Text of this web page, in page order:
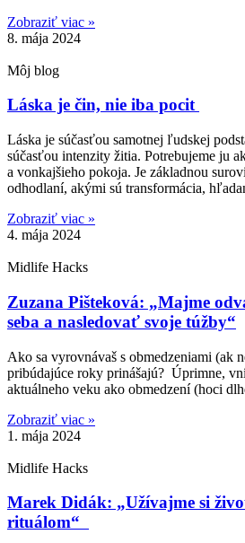
Zobraziť viac »
8. mája 2024
Môj blog
Láska je čin, nie iba pocit
Láska je súčasťou samotnej ľudskej
súčasťou intenzity žitia. Potrebujeme ju
a vonkajšieho pokoja. Je základnou
odhodlaní, akými sú transformácia,
Zobraziť viac »
4. mája 2024
Midlife Hacks
Zuzana Pišteková: „Majme
seba a nasledovať svoje túžby“
Ako sa vyrovnávaš s obmedzeniami (ak
pribúdajúce roky prinášajú? Úprimne,
aktuálneho veku ako obmedzení (hoci
Zobraziť viac »
1. mája 2024
Midlife Hacks
Marek Didák: „Užívajme si
rituálom“